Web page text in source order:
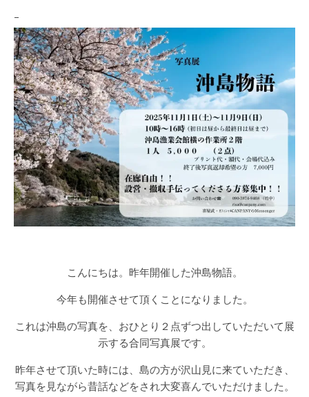
–
こんにちは。昨年開催した沖島物語。
今年も開催させて頂くことになりました。
これは沖島の写真を、おひとり２点ずつ出していただいて展
示する合同写真展です。
昨年させて頂いた時には、島の方が沢山見に来ていただき、
写真を見ながら昔話などをされ大変喜んでいただけました。